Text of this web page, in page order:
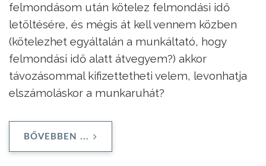
felmondásom után kötelez felmondási idő
letöltésére, és mégis át kell vennem közben
(kötelezhet egyáltalán a munkáltató, hogy
felmondási idő alatt átvegyem?) akkor
távozásommal kifizettetheti velem, levonhatja
elszámoláskor a munkaruhát?
BŐVEBBEN ...